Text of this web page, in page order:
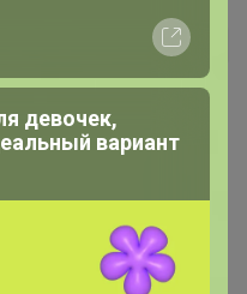
Автор уже получил заказ!
к телу, взяла на
подошло
рукава на рост 174